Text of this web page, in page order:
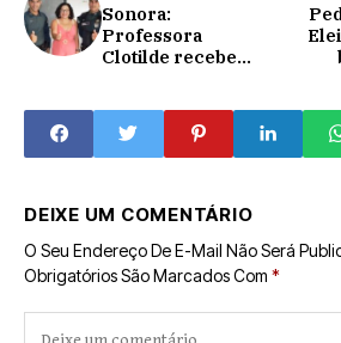
Sonora:
Professora
Clotilde recebe
Polícia Militar e
reforça parceria
com o projeto do
grupo
DEIXE UM COMENTÁRIO
O Seu Endereço De E-Mail Não Será
Obrigatórios São Marcados Com *